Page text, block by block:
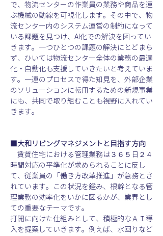
で、物流センターの作業員の業務や商品を運
ぶ機械の動線を可視化します。その中で、物
流センター内のシステム運営の制約になって
いる課題を見つけ、AI化での解決を図ってい
きます。一つひとつの課題の解決にとどまら
ず、ひいては物流センター全体の業務の最適
化・自動化も支援していきたいと考えていま
す。一連のプロセスで得た知見を、外部企業
のソリューションに転用するための新規事業
にも、共同で取り組むことも視野に入れてい
きます。
■大和リビングマネジメントと目指す方向
賃貸住宅における管理業務は３６５日２４
時間対応の平準化が求められることに反し
て、従業員の「働き方改革推進」が急務とさ
れています。この状況を鑑み、根幹となる管
理業務の効率化をいかに図るかが、業界とし
ての重要なテーマです。
打開に向けた仕組みとして、積極的なＡＩ導
入を提案していきます。例えば、水回りなど